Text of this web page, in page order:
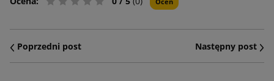
Poprzedni post Następny post